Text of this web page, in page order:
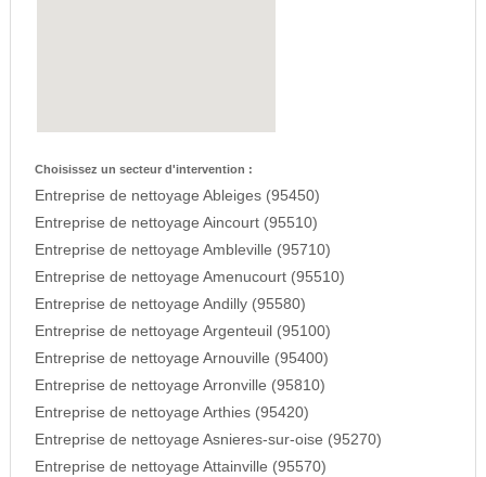
Choisissez un secteur d'intervention :
Entreprise de nettoyage Ableiges (95450)
Entreprise de nettoyage Aincourt (95510)
Entreprise de nettoyage Ambleville (95710)
Entreprise de nettoyage Amenucourt (95510)
Entreprise de nettoyage Andilly (95580)
Entreprise de nettoyage Argenteuil (95100)
Entreprise de nettoyage Arnouville (95400)
Entreprise de nettoyage Arronville (95810)
Entreprise de nettoyage Arthies (95420)
Entreprise de nettoyage Asnieres-sur-oise (95270)
Entreprise de nettoyage Attainville (95570)